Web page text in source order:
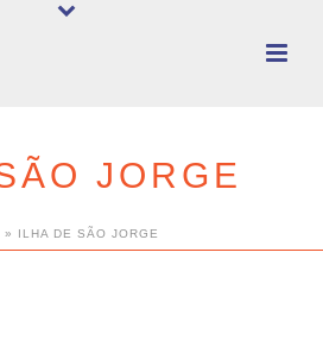
JORGE
» ILHA DE SÃO JORGE